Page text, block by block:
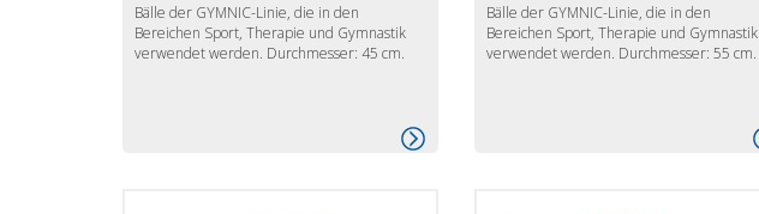
Bälle der GYMNIC-Linie, die in den
Bereichen Sport, Therapie und Gymnastik
verwendet werden. Durchmesser: 45 cm.
Bälle der GYMNIC-Linie, die in den
Bereichen Sport, Therapie und Gymnastik
verwendet werden. Durchmesser: 55 cm.